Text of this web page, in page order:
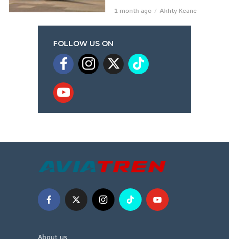
1 month ago Akhty Keane
FOLLOW US ON
About us